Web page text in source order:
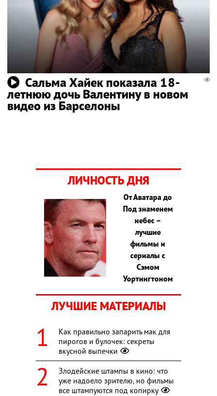
Сальма Хайек показала 18-
летнюю дочь Валентину в новом
видео из Барселоны
ЛИЧНОСТЬ ДНЯ
От Аватара до
Под знаменем
небес –
лучшие
фильмы и
сериалы с
Сэмом
Уортингтоном
ЛУЧШИЕ МАТЕРИАЛЫ
Как правильно запарить мак для
пирогов и булочек: секреты
вкусной выпечки
Злодейские штампы в кино: что
уже надоело зрителю, но фильмы
все штампуются под копирку